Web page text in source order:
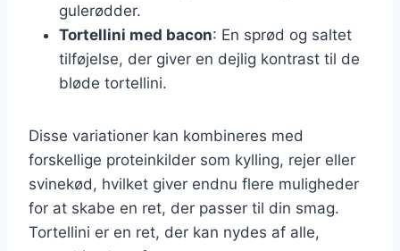
gulerødder.
Tortellini med bacon: En sprød og saltet
tilføjelse, der giver en dejlig kontrast til de
bløde tortellini.
Disse variationer kan kombineres med
forskellige proteinkilder som kylling, rejer eller
svinekød, hvilket giver endnu flere muligheder
for at skabe en ret, der passer til din smag.
Tortellini er en ret, der kan nydes af alle,